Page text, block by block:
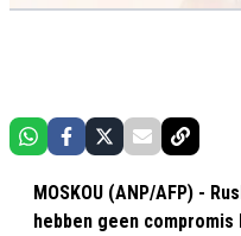
MOSKOU (ANP/AFP) -
hebben geen